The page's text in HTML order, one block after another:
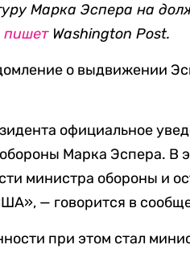
Марка Эспера на
пишетWashington Post.
о выдвижении
официальное
Марка Эспера. В
министра обороны и
— говорится в
при этом стал